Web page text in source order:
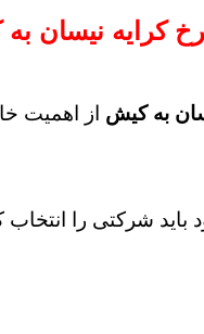
نرخ کرایه نیسان
به کیش از اهمیت
باید شرکتی را